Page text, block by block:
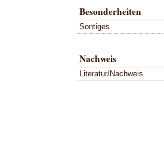
Besonderheiten
Sontiges
Nachweis
Literatur/Nachweis